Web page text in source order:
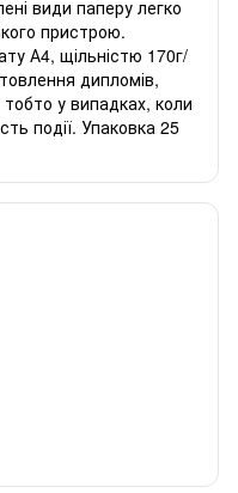
види паперу легко
пристрою.
А4, щільністю 170г/
дипломів,
у випадках, коли
події. Упаковка 25